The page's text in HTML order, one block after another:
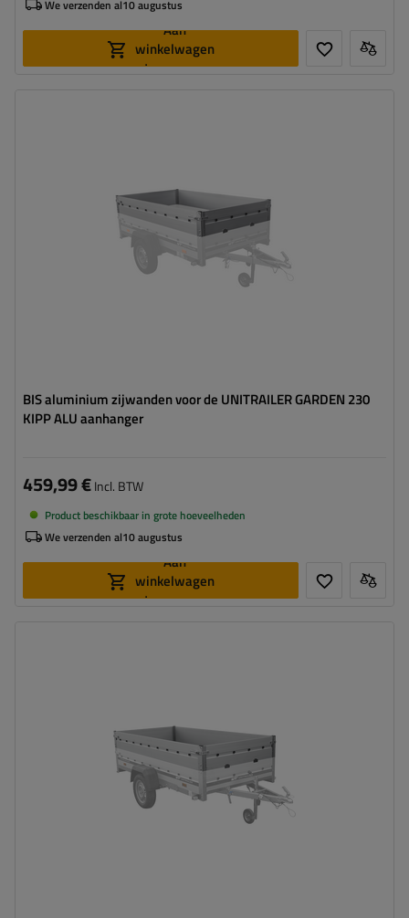
We verzenden al10 augustus
Aan
winkelwagen
toevoegen
BIS aluminium zijwanden voor de UNITRAILER GARDEN 230
KIPP ALU aanhanger
459,99 €Incl. BTW
Product beschikbaar in grote hoeveelheden
We verzenden al10 augustus
Aan
winkelwagen
toevoegen